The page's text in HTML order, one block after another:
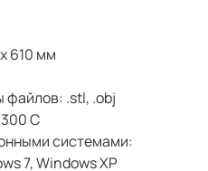
610 мм
.stl, .obj
С
системами:
7, Windows XP